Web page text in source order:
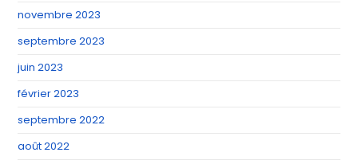
novembre 2023
septembre 2023
juin 2023
février 2023
septembre 2022
août 2022